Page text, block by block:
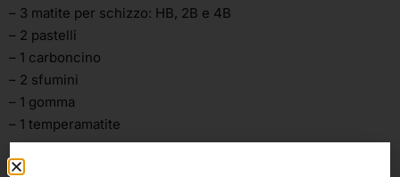
– 3 matite per schizzo: HB, 2B e 4B
– 2 pastelli
– 1 carboncino
– 2 sfumini
– 1 gomma
– 1 temperamatite